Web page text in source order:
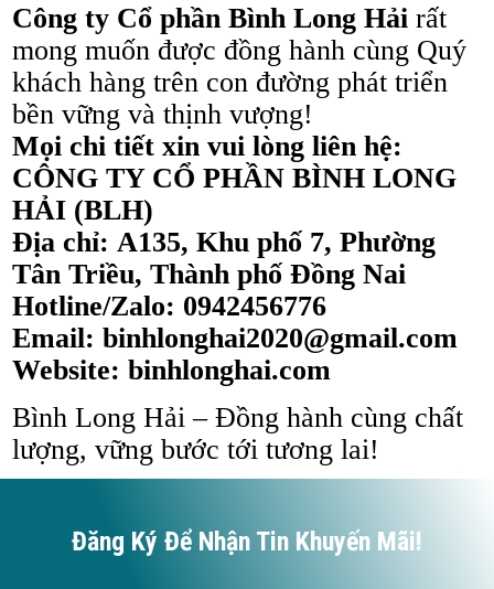
Công ty Cổ phần Bình Long Hải rất
mong muốn được đồng hành cùng Quý
khách hàng trên con đường phát triển
bền vững và thịnh vượng!
Mọi chi tiết xin vui lòng liên hệ:
CÔNG TY CỔ PHẦN BÌNH LONG
HẢI (BLH)
Địa chỉ: A135, Khu phố 7, Phường
Tân Triều, Thành phố Đồng Nai
Hotline/Zalo: 0942456776
Email: binhlonghai2020@gmail.com
Website: binhlonghai.com
Bình Long Hải – Đồng hành cùng chất
lượng, vững bước tới tương lai!
Đăng Ký Để Nhận Tin Khuyến Mãi!